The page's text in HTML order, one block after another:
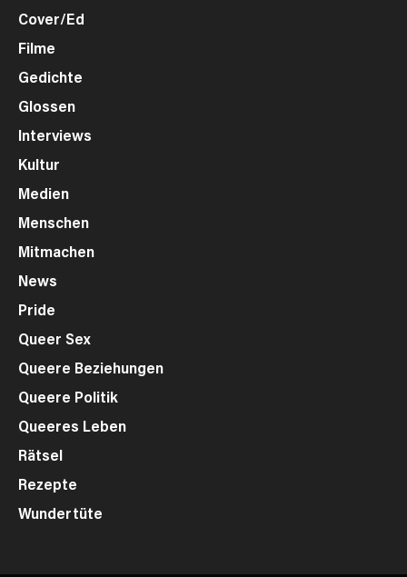
Cover/Ed
Filme
Gedichte
Glossen
Interviews
Kultur
Medien
Menschen
Mitmachen
News
Pride
Queer Sex
Queere Beziehungen
Queere Politik
Queeres Leben
Rätsel
Rezepte
Wundertüte